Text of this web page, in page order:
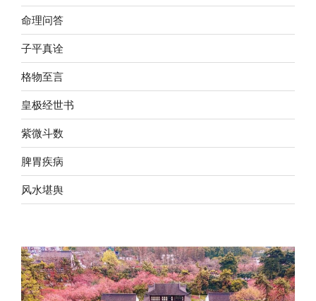
命理问答
子平真诠
格物至言
皇极经世书
紫微斗数
脾胃疾病
风水堪舆